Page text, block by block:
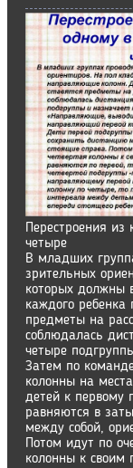
Перестроения из
четыре
В младших
зрительных
которых должны
каждого ребенка
предметы на
соблюдалась
четыре
Затем по
колонны на
детей к первому
равняются в
между собой,
Потом идут по
колонны к своим